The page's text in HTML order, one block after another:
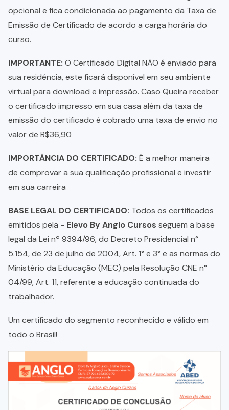
opcional e fica condicionada ao pagamento da Taxa de
Emissão de Certificado de acordo a carga horária do
curso.
IMPORTANTE: O Certificado Digital NÃO é enviado para
sua residência, este ficará disponível em seu ambiente
virtual para download e impressão. Caso Queira receber
o certificado impresso em sua casa além da taxa de
emissão do certificado é cobrado uma taxa de envio no
valor de R$36,90
IMPORTÂNCIA DO CERTIFICADO: É a melhor maneira
de comprovar a sua qualificação profissional e investir
em sua carreira
BASE LEGAL DO CERTIFICADO: Todos os certificados
emitidos pela - Elevo By Anglo Cursos seguem a base
legal da Lei nº 9394/96, do Decreto Presidencial n°
5.154, de 23 de julho de 2004, Art. 1° e 3° e as normas do
Ministério da Educação (MEC) pela Resolução CNE n°
04/99, Art. 11, referente a educação continuada do
trabalhador.
Um certificado do segmento reconhecido e válido em
todo o Brasil!